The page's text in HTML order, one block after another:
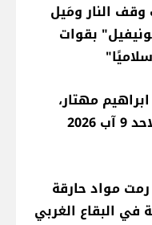
النار ومَيل
بقوات
مهتار،
مواد حارقة
في البقاع الغربي